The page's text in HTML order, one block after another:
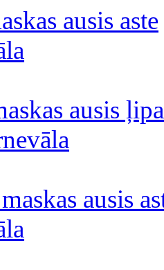
ausis aste
ausis ļipa
ausis